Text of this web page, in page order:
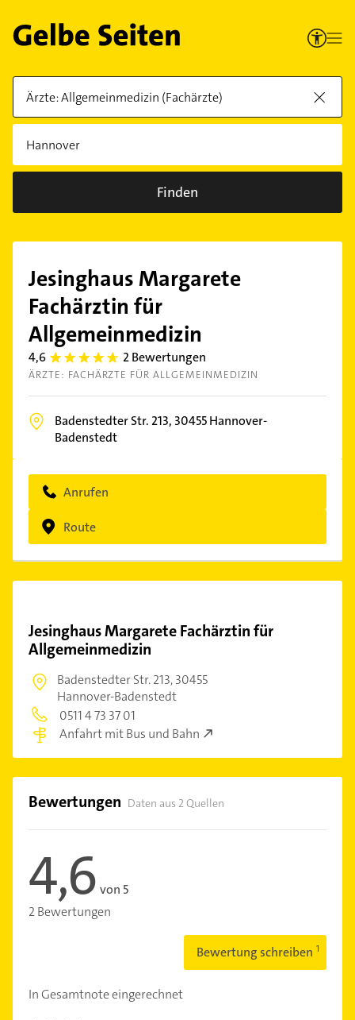
Finden
Jesinghaus Margarete
Fachärztin für
Allgemeinmedizin
4,6 4.6 2 Bewertungen
ÄRZTE: FACHÄRZTE FÜR ALLGEMEINMEDIZIN
Badenstedter Str. 213, 30455Hannover-
Badenstedt
Anrufen
Route
Jesinghaus Margarete Fachärztin für
Allgemeinmedizin
Badenstedter Str. 213,30455
Hannover-Badenstedt
0511 4 73 37 01
Anfahrt mit Bus und Bahn
Bewertungen Daten aus 2 Quellen
4,6 von 5
2 Bewertungen
Bewertung schreiben
In Gesamtnote eingerechnet